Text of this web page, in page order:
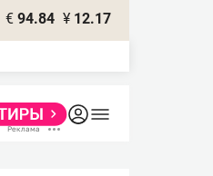
€ 94.84 ¥ 12.17